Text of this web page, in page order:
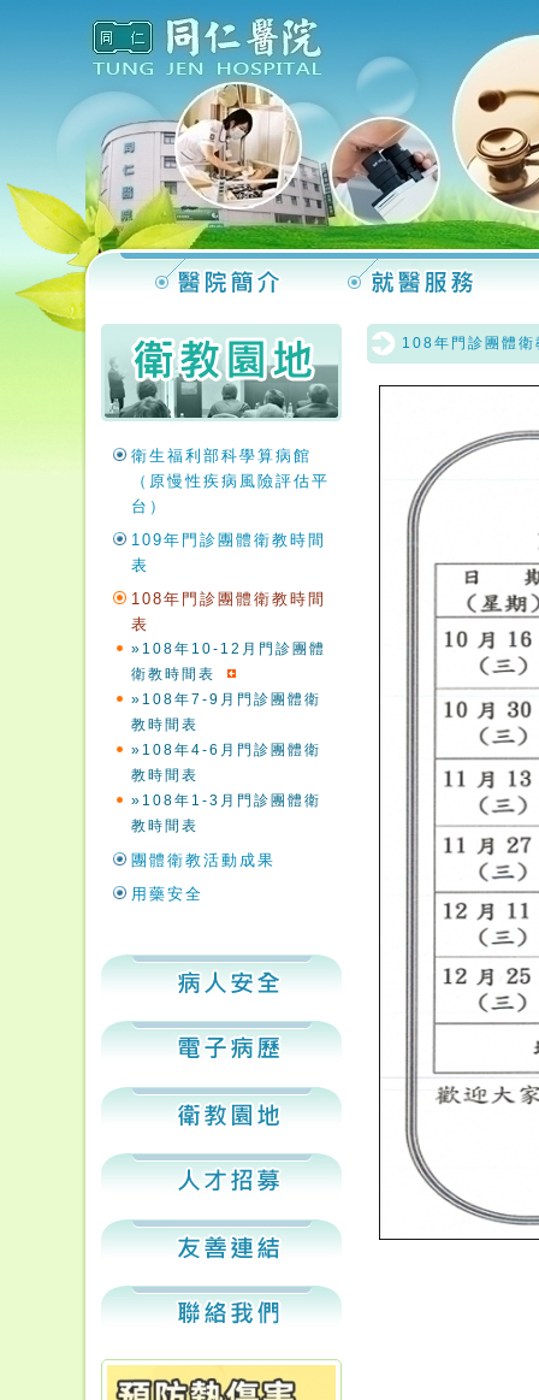
衛生福利部科學算病館
（原慢性疾病風險評估平
台）
109年門診團體衛教時間
表
108年門診團體衛教時間
表
»108年10-12月門診團體
衛教時間表
»108年7-9月門診團體衛
教時間表
»108年4-6月門診團體衛
教時間表
»108年1-3月門診團體衛
教時間表
團體衛教活動成果
用藥安全
108年門診團體衛